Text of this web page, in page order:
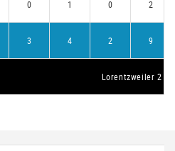
0 1 0 2
3 4 2 9
Lorentzweiler 2